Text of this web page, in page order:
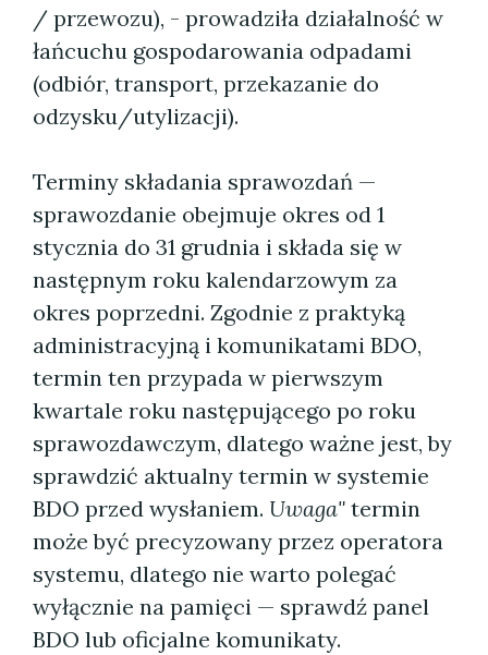
/ przewozu), - prowadziła działalność w
łańcuchu gospodarowania odpadami
(odbiór, transport, przekazanie do
odzysku/utylizacji).
Terminy składania sprawozdań —
sprawozdanie obejmuje okres od 1
stycznia do 31 grudnia i składa się w
następnym roku kalendarzowym za
okres poprzedni. Zgodnie z praktyką
administracyjną i komunikatami BDO,
termin ten przypada w pierwszym
kwartale roku następującego po roku
sprawozdawczym, dlatego ważne jest, by
sprawdzić aktualny termin w systemie
BDO przed wysłaniem. Uwaga" termin
może być precyzowany przez operatora
systemu, dlatego nie warto polegać
wyłącznie na pamięci — sprawdź panel
BDO lub oficjalne komunikaty.